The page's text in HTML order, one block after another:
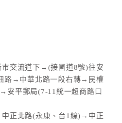
市交流道下→(接國道8號)往安
路→中華北路一段右轉→民權
安平郵局(7-11統一超商路口
正北路(永康、台1線)→中正